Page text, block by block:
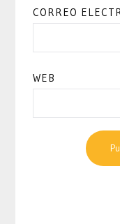
CORREO
WEB